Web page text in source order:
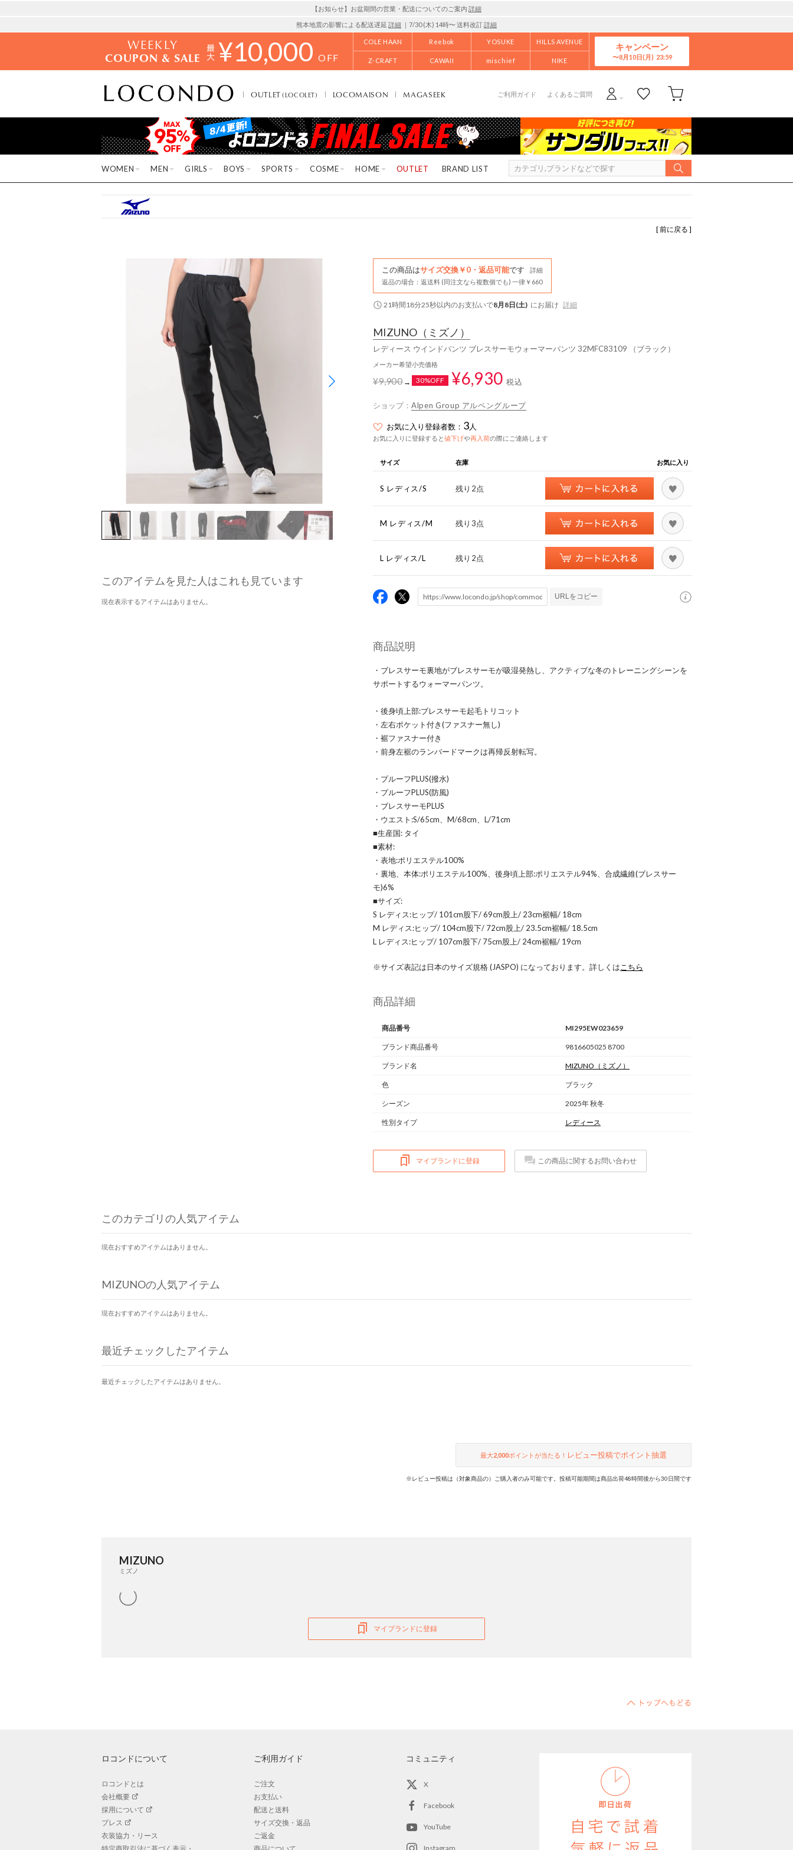
【お知らせ】お盆期間の営業・配送についてのご案内 詳細
熊本地震の影響による配送遅延 詳細 ｜7/30 (木) 14時〜 送料改訂詳細
WEEKLY
COUPON & SALE ¥10,000 OFF
COLE HAAN Reebok YOSUKE HILLS AVENUE
Z-CRAFT CAWAII mischief NIKE
キャンペーン
8月10日(月)
OUTLET(LOCOLET) LOCOMAISON MAGASEEK ご利用ガイド よくあるご質問
WOMEN MEN GIRLS BOYS SPORTS COSME HOME OUTLET BRAND LIST
[ 前に戻る ]
このアイテムを見た人はこれも見ています
現在表示するアイテムはありません。
この商品はサイズ交換￥0・返品可能です
詳細
返品の場合：返送料 (同注文なら複数個でも) 一律￥660
21時間18分25秒以内のお支払いで8月8日(土) にお届け 詳細
MIZUNO （ミズノ）
レディース ウインドパンツ ブレスサーモウォーマーパンツ 32MFC83109 （ブラック）
メーカー希望小売価格
¥9,900→ 30%OFF ¥6,930 税込
ショップ： Alpen Group アルペングループ
お気に入り登録者数： 3人
お気に入りに登録すると値下げや再入荷の際にご連絡します
サイズ 在庫 お気に入り
S レディス/S 残り2点
M レディス/M 残り3点
L レディス/L 残り2点
URLをコピー
商品説明
・ブレスサーモ裏地がブレスサーモが吸湿発熱し、アクティブな冬のトレーニングシーンを
サポートするウォーマーパンツ。
・後身頃上部:ブレスサーモ起毛トリコット
・左右ポケット付き(ファスナー無し)
・裾ファスナー付き
・前身左裾のランバードマークは再帰反射転写。
・プルーフPLUS(撥水)
・プルーフPLUS(防風)
・ブレスサーモPLUS
・ウエスト:S/65cm、M/68cm、L/71cm
■生産国: タイ
■素材:
・表地:ポリエステル100%
・裏地、本体:ポリエステル100%、後身頃上部:ポリエステル94%、合成繊維(ブレスサー
モ)6%
■サイズ:
S レディス:ヒップ/ 101cm股下/ 69cm股上/ 23cm裾幅/ 18cm
M レディス:ヒップ/ 104cm股下/ 72cm股上/ 23.5cm裾幅/ 18.5cm
L レディス:ヒップ/ 107cm股下/ 75cm股上/ 24cm裾幅/ 19cm
※サイズ表記は日本のサイズ規格 (JASPO) になっております。詳しくは こちら
商品詳細
商品番号 MI295EW023659
ブランド商品番号 9816605025 8700
ブランド名 MIZUNO （ミズノ）
色 ブラック
シーズン 2025年 秋冬
性別タイプ レディース
マイブランドに登録 この商品に関するお問い合わせ
このカテゴリの人気アイテム
現在おすすめアイテムはありません。
MIZUNOの人気アイテム
現在おすすめアイテムはありません。
最近チェックしたアイテム
最近チェックしたアイテムはありません。
最大2,000ポイントが当たる！ レビュー投稿でポイント抽選
※レビュー投稿は（対象商品の）ご購入者のみ可能です。投稿可能期間は商品出荷48時間後から30日間です
MIZUNO
ミズノ
マイブランドに登録
ロコンドについて
ロコンドとは
会社概要
採用について
プレス
衣装協力・リース
ご利用ガイド
ご注文
お支払い
配送と送料
サイズ交換・返品
ご返金
コミュニティ
X
Facebook
YouTube
Instagram